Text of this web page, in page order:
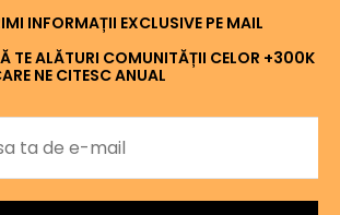
INFORMAȚII EXCLUSIVE PE MAIL
TE ALĂTURI COMUNITĂȚII CELOR +300K
NE CITESC ANUAL